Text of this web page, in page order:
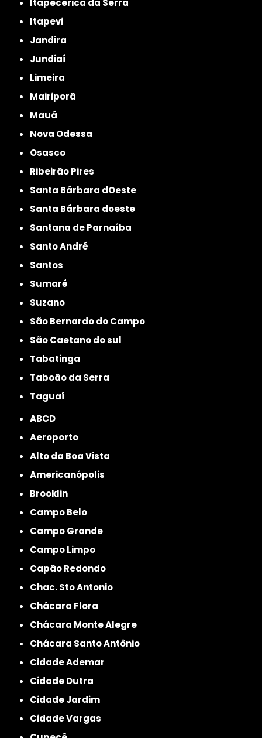
Itapevi
Jandira
Jundiaí
Limeira
Mairiporã
Mauá
Nova Odessa
Osasco
Ribeirão Pires
Santa Bárbara dOeste
Santa Bárbara doeste
Santana de Parnaíba
Santo André
Santos
Sumaré
Suzano
São Bernardo do Campo
São Caetano do sul
Tabatinga
Taboão da Serra
Taguaí
ABCD
Aeroporto
Alto da Boa Vista
Americanópolis
Brooklin
Campo Belo
Campo Grande
Campo Limpo
Capão Redondo
Chac. Sto Antonio
Chácara Flora
Chácara Monte Alegre
Chácara Santo Antônio
Cidade Ademar
Cidade Dutra
Cidade Jardim
Cidade Vargas